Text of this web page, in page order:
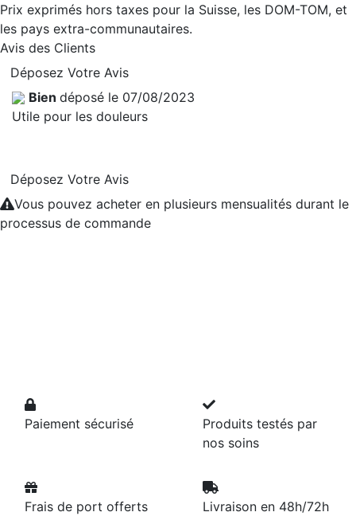
Prix exprimés hors taxes pour la Suisse, les DOM-TOM, et
les pays extra-communautaires.
Avis des Clients
Déposez Votre Avis
Bien déposé le 07/08/2023
Utile pour les douleurs
Déposez Votre Avis
Vous pouvez acheter en plusieurs mensualités durant le
processus de commande
Paiement sécurisé
Produits testés par
nos soins
Frais de port offerts
Livraison en 48h/72h